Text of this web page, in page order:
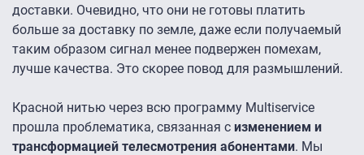
доставки. Очевидно, что они не готовы платить
больше за доставку по земле, даже если получаемый
таким образом сигнал менее подвержен помехам,
лучше качества. Это скорее повод для размышлений.
Красной нитью через всю программу Multiservice
прошла проблематика, связанная с изменением и
трансформацией телесмотрения абонентами. Мы